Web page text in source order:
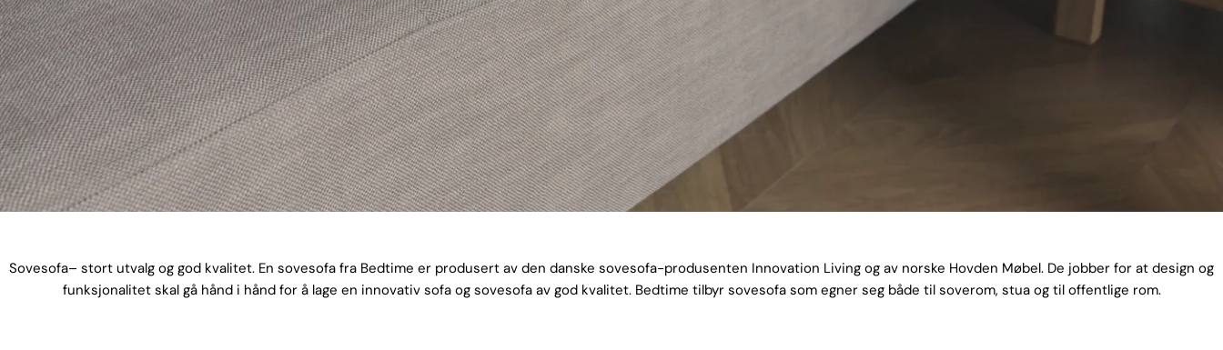
Sovesofa– stort utvalg og god kvalitet. En sovesofa fra Bedtime er produsert av den danske sovesofa-produsenten Innovation Living og av norske Hovden Møbel. De jobber for at design og
funksjonalitet skal gå hånd i hånd for å lage en innovativ sofa og sovesofa av god kvalitet. Bedtime tilbyr sovesofa som egner seg både til soverom, stua og til offentlige rom.